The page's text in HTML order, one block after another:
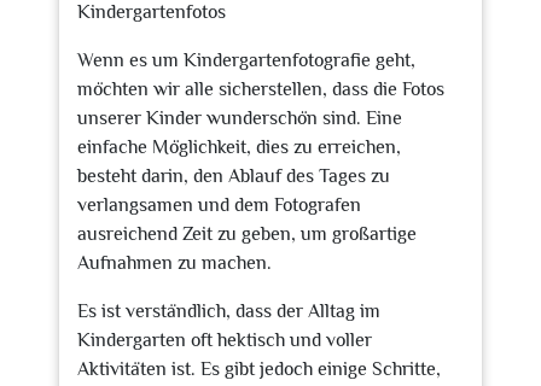
Kindergartenfotos
Wenn es um Kindergartenfotografie geht,
möchten wir alle sicherstellen, dass die Fotos
unserer Kinder wunderschön sind. Eine
einfache Möglichkeit, dies zu erreichen,
besteht darin, den Ablauf des Tages zu
verlangsamen und dem Fotografen
ausreichend Zeit zu geben, um großartige
Aufnahmen zu machen.
Es ist verständlich, dass der Alltag im
Kindergarten oft hektisch und voller
Aktivitäten ist. Es gibt jedoch einige Schritte,